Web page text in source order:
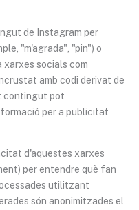
de Instagram per
"m'agrada", "pin") o
socials com
amb codi derivat de
contingut pot
per a publicitat
d'aquestes xarxes
per entendre què fan
utilitzant
són anonimitzades el